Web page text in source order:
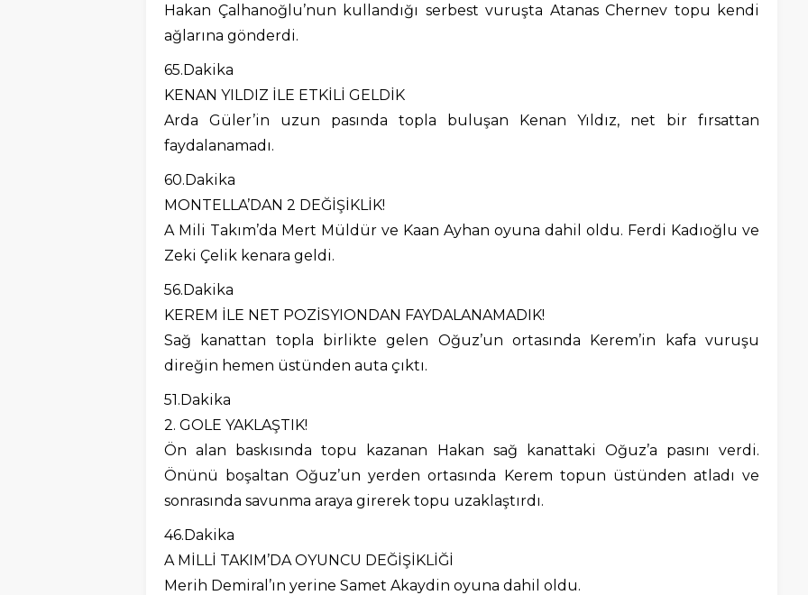
Hakan Çalhanoğlu’nun kullandığı serbest vuruşta Atanas Chernev topu kendi
ağlarına gönderdi.
65.Dakika
KENAN YILDIZ İLE ETKİLİ GELDİK
Arda Güler’in uzun pasında topla buluşan Kenan Yıldız, net bir fırsattan
faydalanamadı.
60.Dakika
MONTELLA’DAN 2 DEĞİŞİKLİK!
A Mili Takım’da Mert Müldür ve Kaan Ayhan oyuna dahil oldu. Ferdi Kadıoğlu ve
Zeki Çelik kenara geldi.
56.Dakika
KEREM İLE NET POZİSYIONDAN FAYDALANAMADIK!
Sağ kanattan topla birlikte gelen Oğuz’un ortasında Kerem’in kafa vuruşu
direğin hemen üstünden auta çıktı.
51.Dakika
2. GOLE YAKLAŞTIK!
Ön alan baskısında topu kazanan Hakan sağ kanattaki Oğuz’a pasını verdi.
Önünü boşaltan Oğuz’un yerden ortasında Kerem topun üstünden atladı ve
sonrasında savunma araya girerek topu uzaklaştırdı.
46.Dakika
A MİLLİ TAKIM’DA OYUNCU DEĞİŞİKLİĞİ
Merih Demiral’ın yerine Samet Akaydin oyuna dahil oldu.